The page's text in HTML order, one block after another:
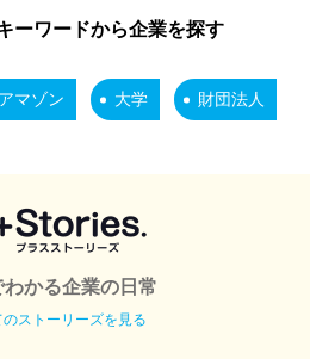
ーワードから企業を探す
アマゾン 大学 財団法人
わかる企業の日常
のストーリーズを見る